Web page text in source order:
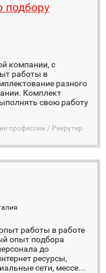
подбору
компании, с
работы в
разного
Комплект
свою работу
профессии / Рекрутер
работы в работе
опыт подбора
до
ресурсы,
сети, мессе...